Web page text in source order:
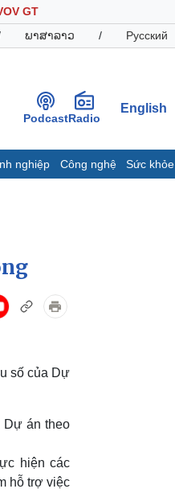
GT
ພາສາລາວ / Русский
PodcastRadio
English
nghiệp Công nghệ Sức khỏe
Doanh nghiệp 24h
Tư vấn
Săn Tour
số của Dự
Dự án theo
hiện các
hỗ trợ việc